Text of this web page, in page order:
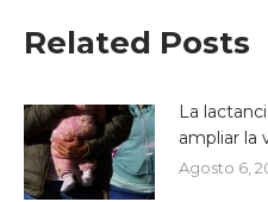
Related Posts
La
ampliar la
Agosto 6,